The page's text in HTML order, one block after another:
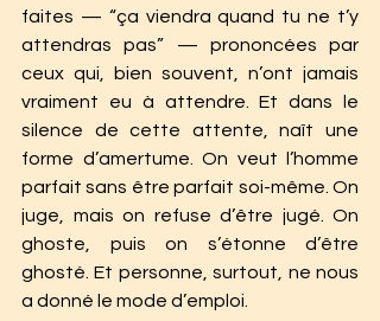
faites — “ça viendra quand tu ne t’y
attendras pas” — prononcées par
ceux qui, bien souvent, n’ont jamais
vraiment eu à attendre. Et dans le
silence de cette attente, naît une
forme d’amertume. On veut l’homme
parfait sans être parfait soi-même. On
juge, mais on refuse d’être jugé. On
ghoste, puis on s’étonne d’être
ghosté. Et personne, surtout, ne nous
a donné le mode d’emploi.